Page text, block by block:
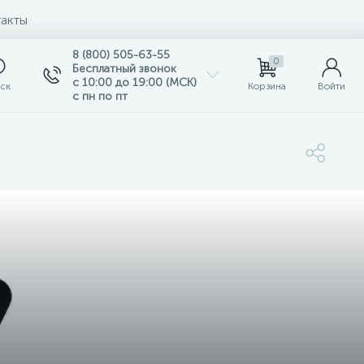
8 (800) 505-63-55
Бесплатный звонок
с 10:00 до 19:00 (МСК)
с пн по пт
0
Корзина Войти